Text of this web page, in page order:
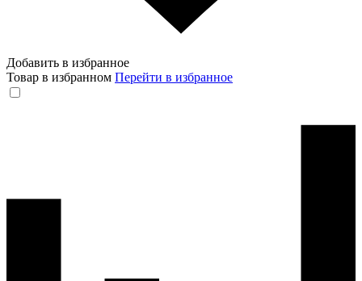
Добавить в избранное
Товар в избранном Перейти в избранное